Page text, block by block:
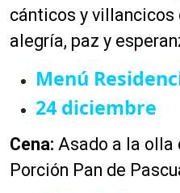
cánticos y
alegría, paz y
Menú
24 diciembre
Cena: Asado a la olla
Porción Pan de